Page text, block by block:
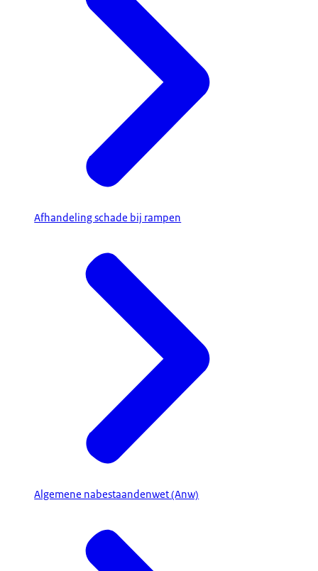
Afhandeling schade bij rampen
Algemene nabestaandenwet (Anw)